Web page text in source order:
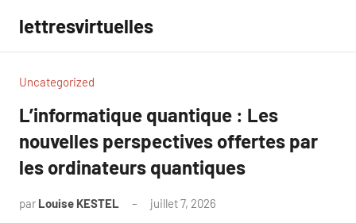
contenu
lettresvirtuelles
Uncategorized
L’informatique quantique : Les
nouvelles perspectives offertes par
les ordinateurs quantiques
par Louise KESTEL juillet 7, 2026